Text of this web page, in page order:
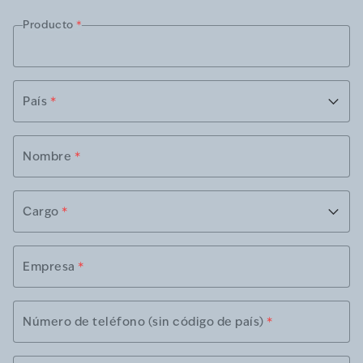
Producto *
País *
Nombre *
Cargo *
Empresa *
Número de teléfono (sin código de país) *